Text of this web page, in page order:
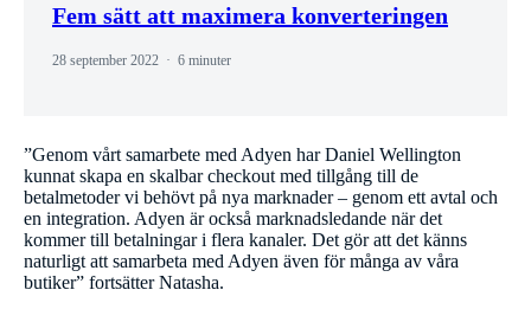
Fem sätt att maximera konverteringen
28 september 2022 6 minuter
”Genom vårt samarbete med Adyen har Daniel Wellington
kunnat skapa en skalbar checkout med tillgång till de
betalmetoder vi behövt på nya marknader – genom ett avtal och
en integration. Adyen är också marknadsledande när det
kommer till betalningar i flera kanaler. Det gör att det känns
naturligt att samarbeta med Adyen även för många av våra
butiker” fortsätter Natasha.